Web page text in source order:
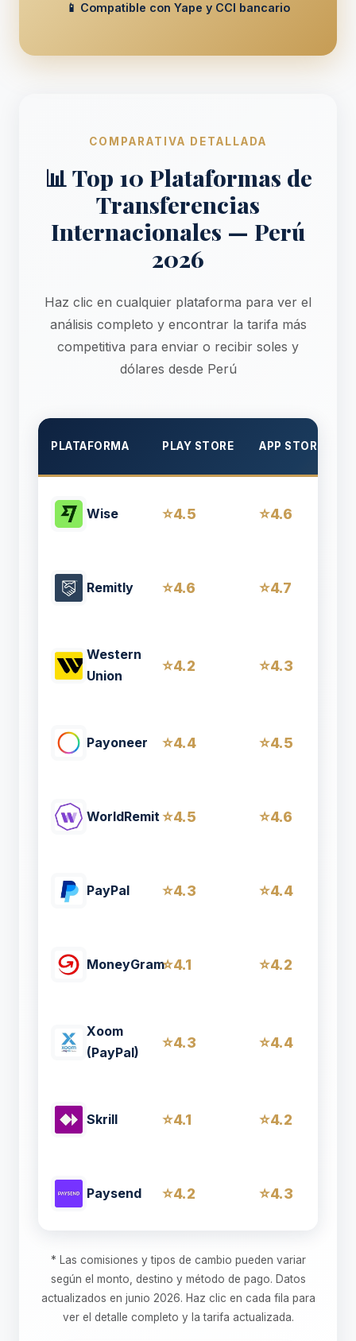
📱 Compatible con Yape y CCI bancario
COMPARATIVA DETALLADA
📊 Top 10 Plataformas de
Transferencias
Internacionales — Perú
2026
Haz clic en cualquier plataforma para ver el
análisis completo y encontrar la tarifa más
competitiva para enviar o recibir soles y
dólares desde Perú
PLATAFORMA PLAY STORE APP STORE
Wise 4.5 4.6
Remitly 4.6 4.7
Western
Union
4.2 4.3
Payoneer 4.4 4.5
WorldRemit 4.5 4.6
PayPal 4.3 4.4
MoneyGram 4.1 4.2
Xoom
(PayPal)
4.3 4.4
Skrill 4.1 4.2
Paysend 4.2 4.3
* Las comisiones y tipos de cambio pueden variar
según el monto, destino y método de pago. Datos
actualizados en junio 2026. Haz clic en cada fila para
ver el detalle completo y la tarifa actualizada.